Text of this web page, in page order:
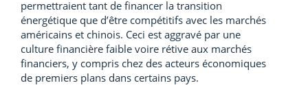
permettraient tant de financer la transition
énergétique que d’être compétitifs avec les marchés
américains et chinois. Ceci est aggravé par une
culture financière faible voire rétive aux marchés
financiers, y compris chez des acteurs économiques
de premiers plans dans certains pays.